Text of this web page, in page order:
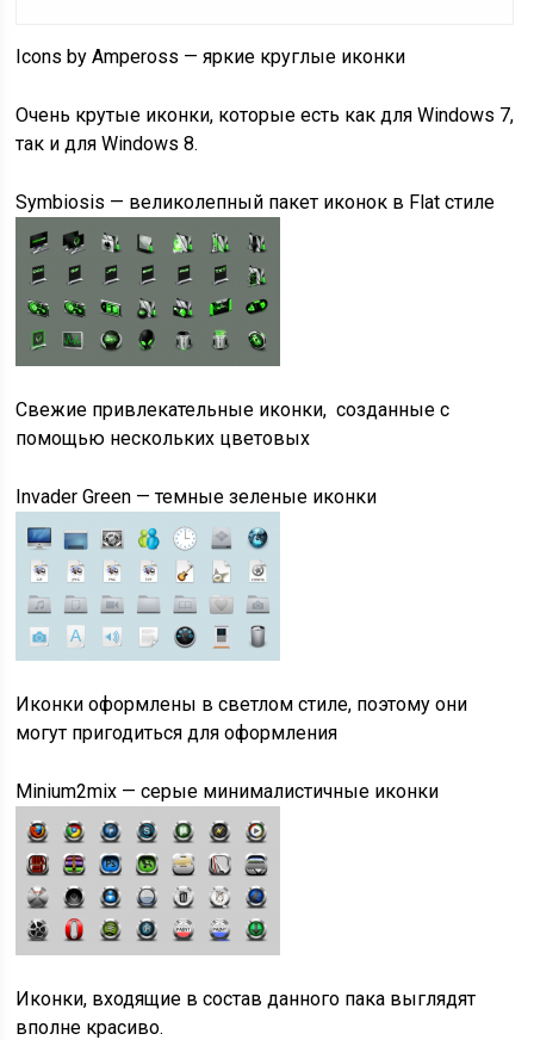
Icons by Ampeross — яркие круглые иконки
Очень крутые иконки, которые есть как для Windows 7,
так и для Windows 8.
Symbiosis — великолепный пакет иконок в Flat стиле
Свежие привлекательные иконки, созданные с
помощью нескольких цветовых
Invader Green — темные зеленые иконки
Иконки оформлены в светлом стиле, поэтому они
могут пригодиться для оформления
Minium2mix — серые минималистичные иконки
Иконки, входящие в состав данного пака выглядят
вполне красиво.